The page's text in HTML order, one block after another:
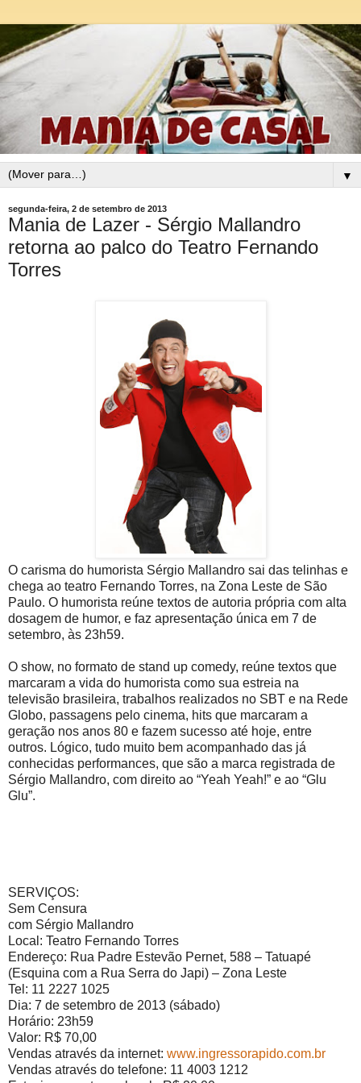
▼
segunda-feira, 2 de setembro de 2013
Mania de Lazer - Sérgio Mallandro
retorna ao palco do Teatro Fernando
Torres
O carisma do humorista Sérgio Mallandro sai das telinhas e
chega ao teatro Fernando Torres, na Zona Leste de São
Paulo. O humorista reúne textos de autoria própria com alta
dosagem de humor, e faz apresentação única em 7 de
setembro, às 23h59.
O show, no formato de stand up comedy, reúne textos que
marcaram a vida do humorista como sua estreia na
televisão brasileira, trabalhos realizados no SBT e na Rede
Globo, passagens pelo cinema, hits que marcaram a
geração nos anos 80 e fazem sucesso até hoje, entre
outros. Lógico, tudo muito bem acompanhado das já
conhecidas performances, que são a marca registrada de
Sérgio Mallandro, com direito ao “Yeah Yeah!” e ao “Glu
Glu”.
SERVIÇOS:
Sem Censura
com Sérgio Mallandro
Local: Teatro Fernando Torres
Endereço: Rua Padre Estevão Pernet, 588 – Tatuapé
(Esquina com a Rua Serra do Japi) – Zona Leste
Tel: 11 2227 1025
Dia: 7 de setembro de 2013 (sábado)
Horário: 23h59
Valor: R$ 70,00
Vendas através da internet: www.ingressorapido.com.br
Vendas através do telefone: 11 4003 1212